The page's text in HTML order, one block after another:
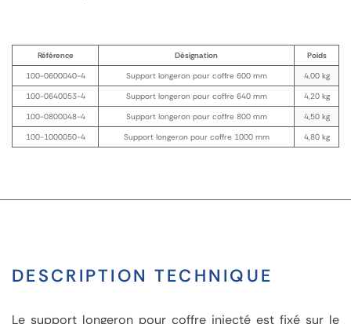
Référence Désignation
Poids
100-0600040-4
Support longeron pour coffre 600 mm
4,00 kg
100-0640053-4
Support longeron pour coffre 640 mm
4,20 kg
100-0800048-4
Support longeron pour coffre 800 mm
4,50 kg
100-1000050-4
Support longeron pour coffre 1000 mm 4,80 kg
DESCRIPTION TECHNIQUE
Le support longeron pour coffre injecté est fixé sur le